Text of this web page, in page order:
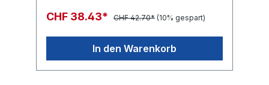
CHF 38.43* CHF 42.70* (10% gespart)
In den Warenkorb